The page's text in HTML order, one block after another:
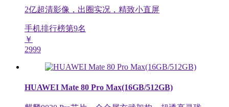
2亿超清影像，出圈实况，精致小直屏
手机排行榜第9名
￥
2999
HUAWEI Mate 80 Pro Max(16GB/512GB)